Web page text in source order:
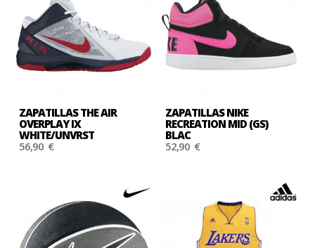
ZAPATILLAS THE AIR
OVERPLAY IX
WHITE/UNVRST
56,90 €
ZAPATILLAS NIKE
RECREATION MID (GS)
BLAC
52,90 €